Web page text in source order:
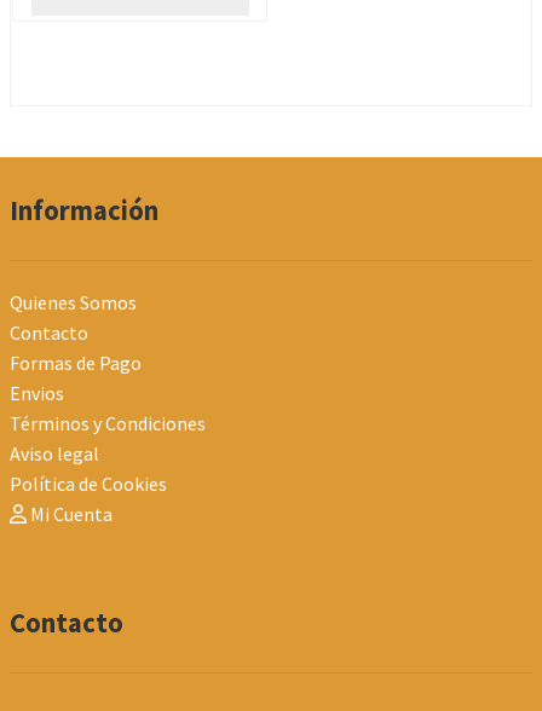
Información
Quienes Somos
Contacto
Formas de Pago
Envios
Términos y Condiciones
Aviso legal
Política de Cookies
Mi Cuenta
Contacto